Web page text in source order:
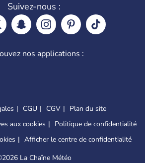
Suivez-nous :
nos applications :
CGU CGV
Plan du site
aux cookies
Politique de confidentialité
Afficher le centre de confidentialité
2026 La Chaîne Météo